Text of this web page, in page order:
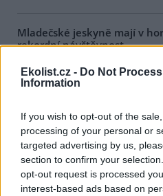
Ekolist.cz - Do Not
Information
If you wish to opt-out of the
processing of your personal or
targeted advertising by us,
section to confirm your
opt-out request is processed
interest-based ads based on
Mladečské jeskyně mají v
rekordní návštěvnost
dočasnou úlevu od úmorného
povrchu teplota kvůli přílivu
hranici 30 stupňů Celsia, v
Mladečských jeskyní se celoročně
Celsia. Lidé proto při plánování